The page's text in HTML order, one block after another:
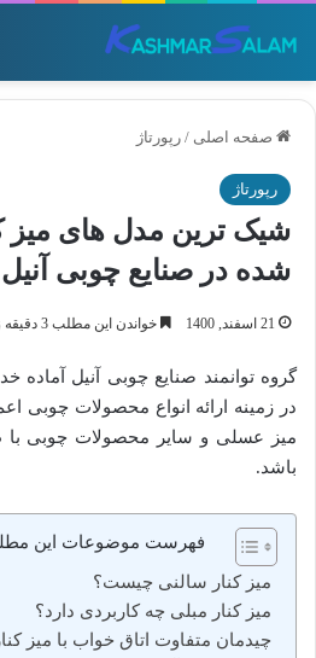
صفحه اصلی / رپورتاژ
رپورتاژ
شیک ترین مدل های میز
شده در صنایع چوبی آنیل
21 اسفند, 1400 خواندن این مطلب 3 دقیقه زمان میبرد
گروه توانمند صنایع چوبی آنیل
در زمینه ارائه انواع محصولات چوبی
میز عسلی و سایر محصولات چوبی با
باشد.
فهرست موضوعات این
میز کنار سالنی چیست؟
میز کنار مبلی چه کاربردی دارد؟
چیدمان متفاوت اتاق خواب با میز